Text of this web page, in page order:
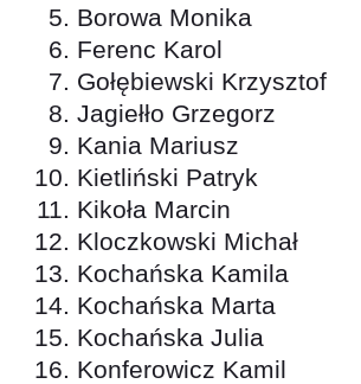
Borowa Monika
Ferenc Karol
Gołębiewski Krzysztof
Jagiełło Grzegorz
Kania Mariusz
Kietliński Patryk
Kikoła Marcin
Kloczkowski Michał
Kochańska Kamila
Kochańska Marta
Kochańska Julia
Konferowicz Kamil